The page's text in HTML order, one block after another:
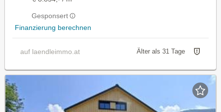
Gesponsert
Finanzierung berechnen
auf laendleimmo.at Älter als 31 Tage